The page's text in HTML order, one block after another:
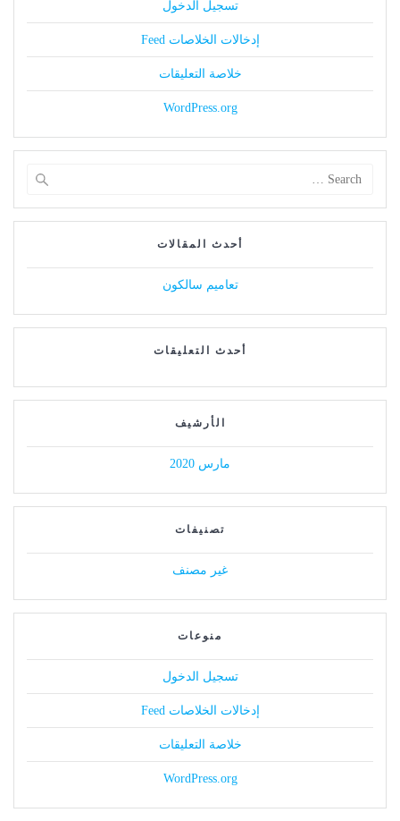
تسجيل الدخول
إدخالات الخلاصات Feed
خلاصة التعليقات
WordPress.org
أحدث المقالات
تعاميم سالكون
أحدث التعليقات
الأرشيف
مارس 2020
تصنيفات
غير مصنف
منوعات
تسجيل الدخول
إدخالات الخلاصات Feed
خلاصة التعليقات
WordPress.org